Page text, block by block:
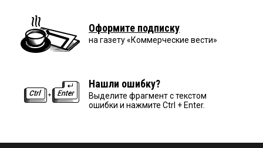
Оформите подписку
на газету «Коммерческие вести»
Нашли ошибку?
Выделите фрагмент с текстом
ошибки и нажмите Ctrl + Enter.